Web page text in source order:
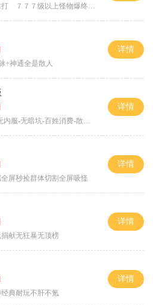
７７７级以上怪物爆终极 ＞
+神通全是散人
详情
服-无暗坑-百姓消费-散人首选
详情
屏秒捡群体切割全屏吸怪
详情
献无狂暴无顶榜
详情
典耐玩不肝不氪
详情